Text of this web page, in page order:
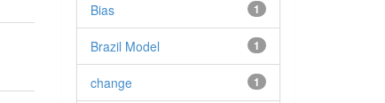
1
Bias
1
Brazil Model
1
change